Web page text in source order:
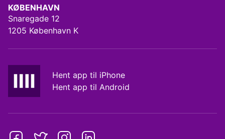
KØBENHAVN
Snaregade 12
1205 København K
Hent app til iPhone
Hent app til Android